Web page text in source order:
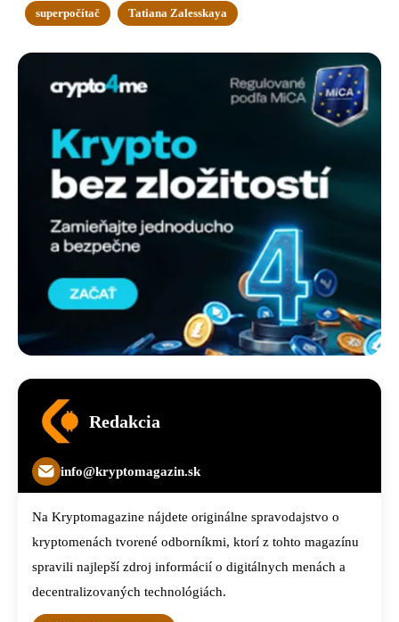
superpočítač Tatiana Zalesskaya
Redakcia
info@kryptomagazin.sk
Na Kryptomagazine nájdete originálne spravodajstvo o
kryptomenách tvorené odborníkmi, ktorí z tohto magazínu
spravili najlepší zdroj informácií o digitálnych menách a
decentralizovaných technológiách.